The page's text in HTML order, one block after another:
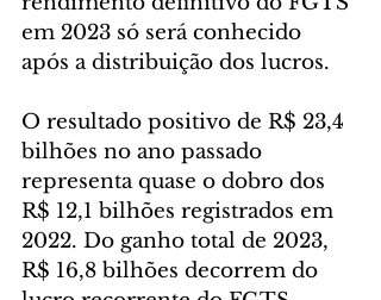
em 2023 só será conhecido
após a distribuição dos lucros.
O resultado positivo de R$ 23,4
bilhões no ano passado
representa quase o dobro dos
R$ 12,1 bilhões registrados em
2022. Do ganho total de 2023,
R$ 16,8 bilhões decorrem do